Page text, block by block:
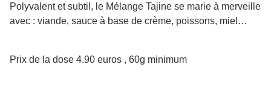
Polyvalent et subtil, le Mélange Tajine se marie à merveille
avec : viande, sauce à base de crème, poissons, miel…
Prix de la dose 4.90 euros , 60g minimum